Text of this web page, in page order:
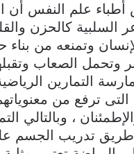
علم النفس أن
السلبية كالحزن
وتمنعه من بناء
وتحمل الصعاب
التمارين
التى ترفع من
، وبالتالي
تدريب الجسم